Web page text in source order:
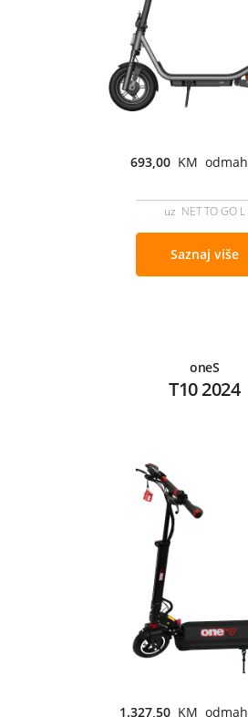
693,00 KM odmah
uz NET TO GO L
Saznaj više
oneS
T10 2024
1.327,50 KM odmah